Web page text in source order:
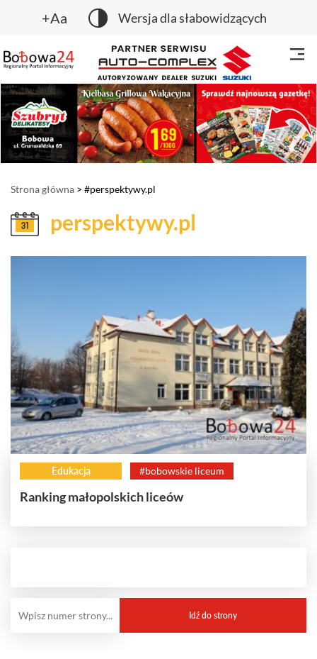
+Aa Wersja dla słabowidzących
Strona główna > #perspektywy.pl
perspektywy.pl
Edukacja #bobowskie liceum
Ranking małopolskich liceów